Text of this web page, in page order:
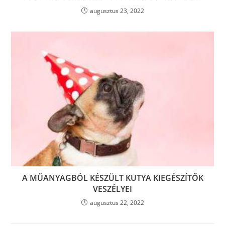
augusztus 23, 2022
A MŰANYAGBÓL KÉSZÜLT KUTYA KIEGÉSZÍTŐK
VESZÉLYEI
augusztus 22, 2022